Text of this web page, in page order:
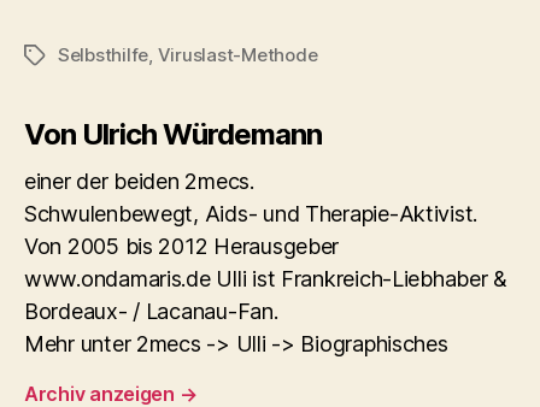
Schlagwörter
Selbsthilfe Viruslast-Methode
Von Ulrich Würdemann
einer der beiden 2mecs.
Schwulenbewegt, Aids- und Therapie-Aktivist.
Von 2005 bis 2012 Herausgeber
www.ondamaris.de Ulli ist Frankreich-Liebhaber &
Bordeaux- / Lacanau-Fan.
Mehr unter 2mecs -> Ulli -> Biographisches
Archiv anzeigen →